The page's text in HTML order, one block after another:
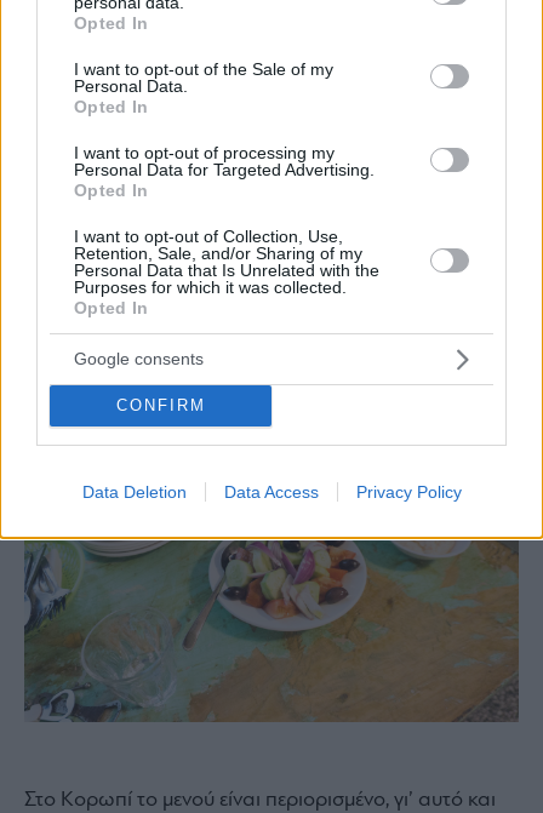
grant or deny consent to Google and its third-party tags to
use your data for below specified purposes in below Google
consent section.
Opted In
I want to opt-out of the Sale of my
Personal Data.
Opted In
I want to opt-out of processing my
Personal Data for Targeted Advertising.
Opted In
I want to opt-out of Collection, Use,
Retention, Sale, and/or Sharing of my
Personal Data that Is Unrelated with the
Purposes for which it was collected.
Opted In
Google consents
CONFIRM
Data Deletion Data Access Privacy Policy
Η Νίκη ακολουθεί πιστά τον δρόμο που της έδειξε ο
πατέρας της, γι’ αυτό και δεν έχει αλλάξει τίποτα ούτε
ξεχωρίζουν και οι πελάτες της.«Ο μπαμπάς σεβόταν
μας ενδιαφέρει ποιος είναι. Ακόμα και ο πρωθυπουργός
αν έρθει, θα τον αντιμετωπίσουμε με τον ίδιο τρόπο
όπως όλους τους άλλους. Δεν κάνουμε διαχωρισμούς».
Στο Κορωπί το μενού είναι περιορισμένο, γι’ αυτό και